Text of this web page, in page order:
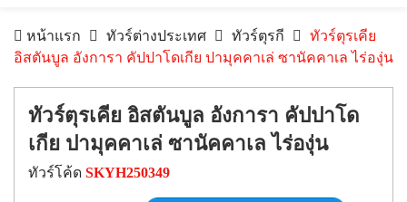
หน้าแรก ทัวร์ต่างประเทศ ทัวร์ตุรกี
ทัวร์ตุรเคีย
อิสตันบูล อังการา คัปปาโดเกีย ปามุคคาเล่ ซานัคคาเล ไร่องุ่น
ทัวร์ตุรเคีย อิสตันบูล อังการา คัปปาโด
เกีย ปามุคคาเล่ ซานัคคาเล ไร่องุ่น
ทัวร์โค้ด SKYH250349